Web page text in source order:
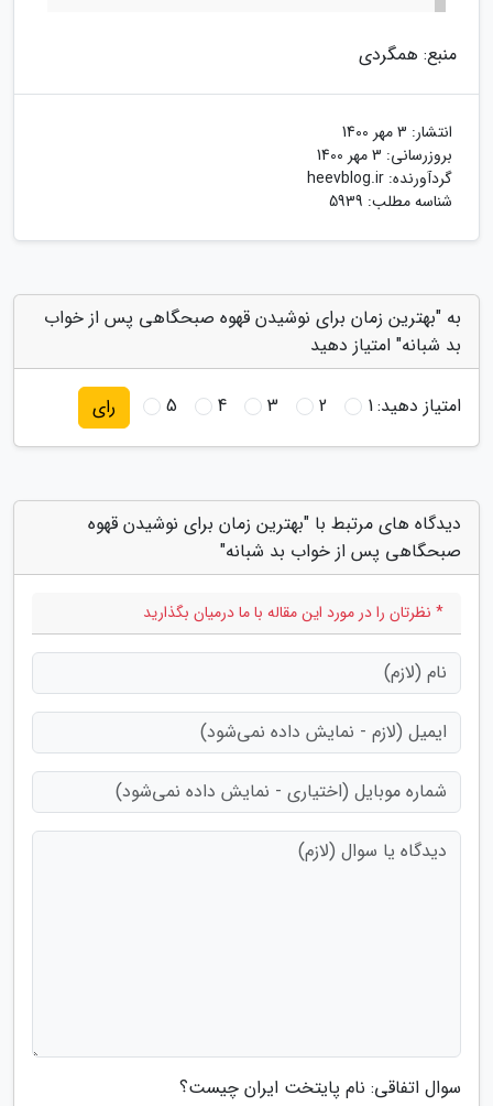
منبع: همگردی
انتشار: 3 مهر 1400
بروزرسانی: 3 مهر 1400
گردآورنده: heevblog.ir
شناسه مطلب: 5939
به "بهترین زمان برای نوشیدن قهوه صبحگاهی پس از خواب
بد شبانه" امتیاز دهید
امتیاز دهید:1
2
3
4
5 رای
دیدگاه های مرتبط با "بهترین زمان برای نوشیدن قهوه
صبحگاهی پس از خواب بد شبانه"
* نظرتان را در مورد این مقاله با ما درمیان بگذارید
سوال اتفاقی: نام پایتخت ایران چیست؟